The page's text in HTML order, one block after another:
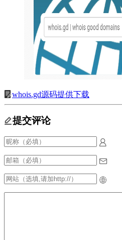
提交评论
whois.gd源码提供下载